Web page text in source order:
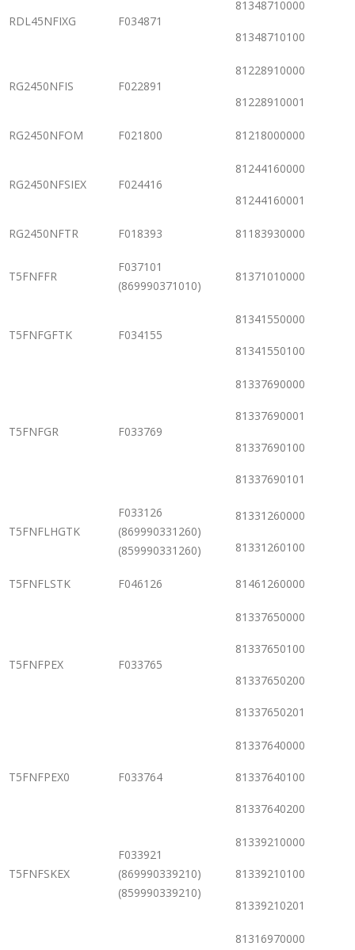
RDL45NFIXG F034871
81348710000
81348710100
RG2450NFIS F022891
81228910000
81228910001
RG2450NFOM F021800 81218000000
RG2450NFSIEX F024416
81244160000
81244160001
RG2450NFTR F018393 81183930000
T5FNFFR
F037101
(869990371010)
81371010000
T5FNFGFTK F034155
81341550000
81341550100
T5FNFGR F033769
81337690000
81337690001
81337690100
81337690101
T5FNFLHGTK
F033126
(869990331260)
(859990331260)
81331260000
81331260100
T5FNFLSTK F046126 81461260000
T5FNFPEX F033765
81337650000
81337650100
81337650200
81337650201
T5FNFPEX0 F033764
81337640000
81337640100
81337640200
T5FNFSKEX
F033921
(869990339210)
(859990339210)
81339210000
81339210100
81339210201
81316970000